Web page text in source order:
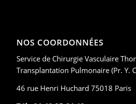
NOS COORDONNÉES
Service de Chirurgie Vasculaire
Transplantation Pulmonaire (Pr. Y.
46 rue Henri Huchard 75018 Paris